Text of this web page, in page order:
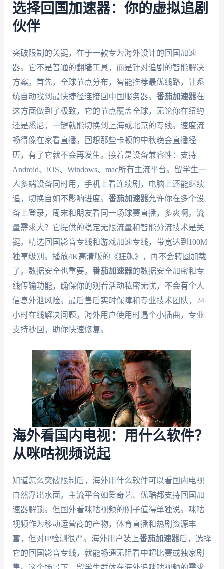
选择回国加速器：你的虚拟追剧
伙伴
突破限制的关键，在于一款专为海外设计的回国加速
器。它不是普通的翻墙工具，而是针对追剧的智能解决
方案。首先，全球节点分布，智能推荐最优线路，让系
统自动找到最快捷径连接回中国服务器。 番茄加速器在
这方面做到了极致，它的节点覆盖全球，无论你在纽约
还是悉尼，一键就能切换到上海或北京的专线。速度流
畅得像在家看直播。回想那些卡顿的中秋晚会直播经
历，有了它就不会再发生。接着是设备兼容性：支持
Android、iOS、Windows、mac所有主流平台。留学生一
人多端设备同时用，手机上看连续剧，电脑上还能继续
追，切换自如不影响进度。 番茄加速器允许你在多个设
备上登录，周末和朋友看同一场球赛直播，多爽啊。流
量需求大？它提供的稳定无限流量和智能分流技术是关
键。精选回国影音专线和游戏加速专线，带宽达到100M
独享级别。播放4K高清版的《狂飙》，再不会转圈加载
了。数据安全也重要。 番茄加速器的数据安全加密和专
线传输功能，确保你的观看活动私密无忧，不会有个人
信息外泄风险。最后售后实时保障和专业技术团队，24
小时在线解决问题。海外用户使用时遇个小插曲，专业
支持秒回，助你快速修复。
海外看国内电视：用什么软件？
从咪咕视频说起
知道怎么突破限制后，海外用什么软件可以看国内电视
自然浮出水面。主流平台如爱奇艺、优酷都支持回国加
速器解锁。但国外看咪咕视频的例子值得单独说。咪咕
视频作为移动运营商的产物，体育直播和热剧资源丰
富，但对IP检测很严。海外用户装上番茄加速器后，选择
它的回国影音专线，就能畅通无阻看中超比赛或独家剧